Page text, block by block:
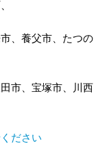
、養父市、たつの
市、宝塚市、川西
ださい